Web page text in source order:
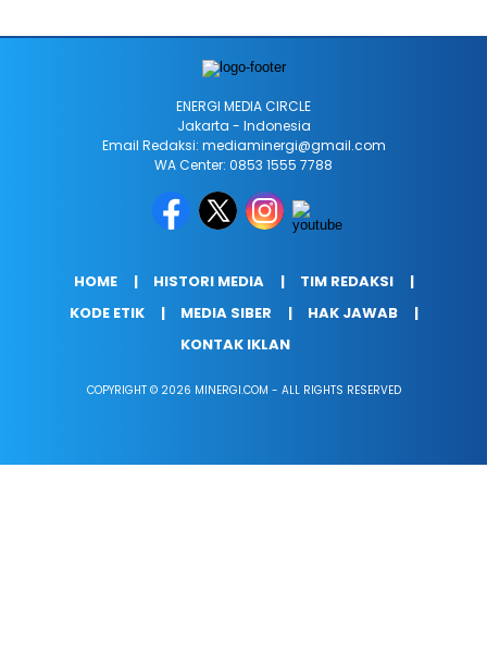
ENERGI MEDIA CIRCLE
Jakarta - Indonesia
Email Redaksi: mediaminergi@gmail.com
WA Center: 0853 1555 7788
HOME HISTORI MEDIA
TIM REDAKSI
KODE ETIK
MEDIA SIBER
HAK JAWAB
KONTAK IKLAN
COPYRIGHT © 2026 MINERGI.COM - ALL RIGHTS RESERVED